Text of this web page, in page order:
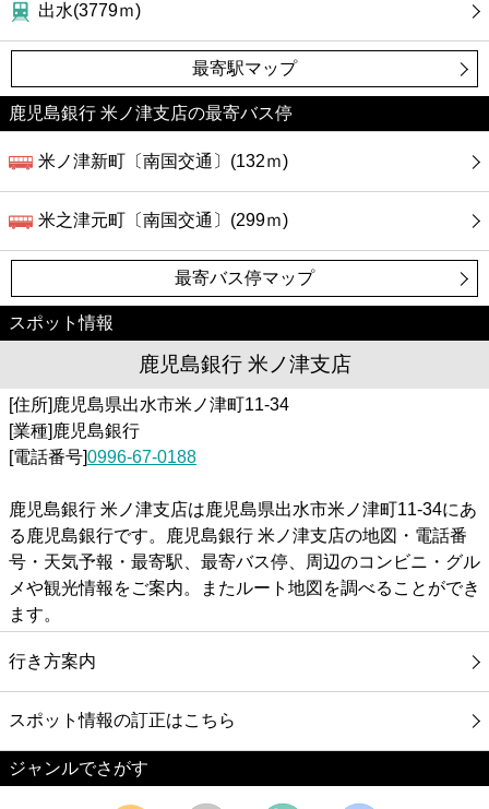
病院
出水(3779ｍ)
最寄駅マップ
鹿児島銀行 米ノ津支店の最寄バス停
米ノ津新町〔南国交通〕(132ｍ)
米之津元町〔南国交通〕(299ｍ)
最寄バス停マップ
スポット情報
鹿児島銀行 米ノ津支店
[住所]鹿児島県出水市米ノ津町11-34
[業種]鹿児島銀行
[電話番号]0996-67-0188
鹿児島銀行 米ノ津支店は鹿児島県出水市米ノ津町11-34にあ
る鹿児島銀行です。鹿児島銀行 米ノ津支店の地図・電話番
号・天気予報・最寄駅、最寄バス停、周辺のコンビニ・グル
メや観光情報をご案内。またルート地図を調べることができ
ます。
行き方案内
スポット情報の訂正はこちら
ジャンルでさがす